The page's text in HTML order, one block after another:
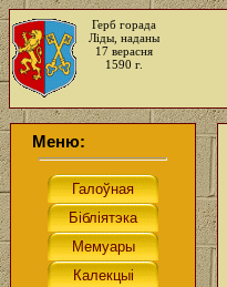
Герб горада
Ліды, наданы
17 верасня
1590 г.
Меню: